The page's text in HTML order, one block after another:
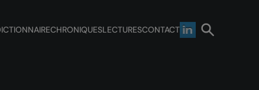
CHRONIQUESLECTURESCONTACT